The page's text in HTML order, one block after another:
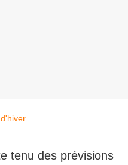
tenu des prévisions